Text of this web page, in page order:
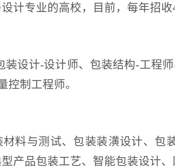
计专业的高校，目前，每年招收
装设计-设计师、包装结构-工程
控制工程师。
料与测试、包装装潢设计、包
产品包装工艺、智能包装设计、